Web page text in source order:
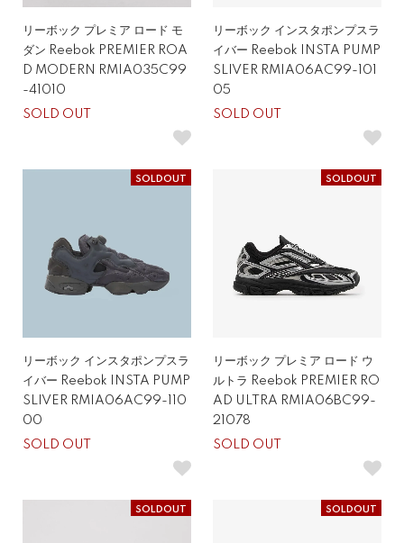
リーボック プレミア ロード モ
ダン Reebok PREMIER ROA
D MODERN RMIA035C99
-41010
SOLD OUT
リーボック インスタポンプスラ
イバー Reebok INSTA PUMP
SLIVER RMIA06AC99-101
05
SOLD OUT
SOLDOUT
リーボック インスタポンプスラ
イバー Reebok INSTA PUMP
SLIVER RMIA06AC99-110
00
SOLD OUT
SOLDOUT
リーボック プレミア ロード ウ
ルトラ Reebok PREMIER RO
AD ULTRA RMIA06BC99-
21078
SOLD OUT
SOLDOUT SOLDOUT